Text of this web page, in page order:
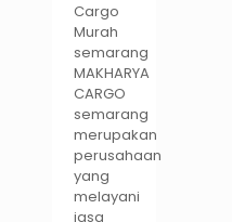
Cargo
Murah
semarang
MAKHARYA
CARGO
semarang
merupakan
perusahaan
yang
melayani
jasa